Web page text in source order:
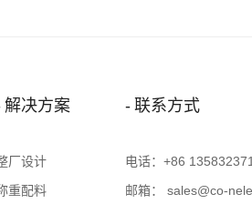
解决方案
厂设计
重配料
联系方式
电话： +86
邮箱： sales@co-